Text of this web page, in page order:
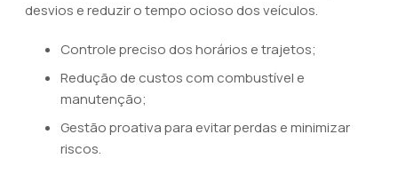
desvios e reduzir o tempo ocioso dos veículos.
Controle preciso dos horários e trajetos;
Redução de custos com combustível e
manutenção;
Gestão proativa para evitar perdas e minimizar
riscos.